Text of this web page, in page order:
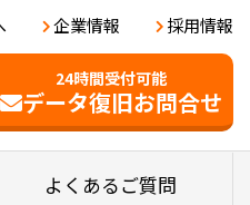
企業情報 採用情報
24時間受付可能
データ復旧お問合せ
よくあるご質問